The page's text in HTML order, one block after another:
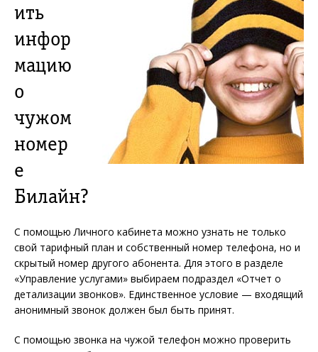
ить
инфор
мацию
о
чужом
номер
е
Билайн?
С помощью Личного кабинета можно узнать не только
свой тарифный план и собственный номер телефона, но и
скрытый номер другого абонента. Для этого в разделе
«Управление услугами» выбираем подраздел «Отчет о
детализации звонков». Единственное условие — входящий
анонимный звонок должен был быть принят.
С помощью звонка на чужой телефон можно проверить